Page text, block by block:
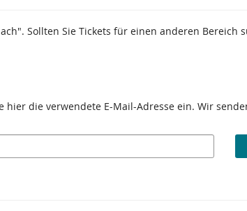
Sollten Sie Tickets für einen anderen Bereich
die verwendete E-Mail-Adresse ein. Wir